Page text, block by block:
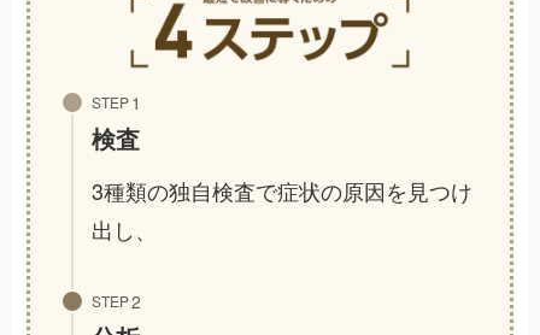
STEP
検査
3種類の独自検査で症状の原因を見つけ
出し、
STEP